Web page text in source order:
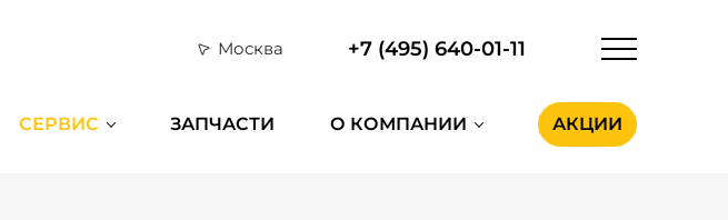
Москва +7 (495) 640-01-11
СЕРВИС ЗАПЧАСТИ О КОМПАНИИ АКЦИИ